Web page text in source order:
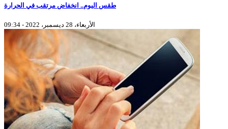
طقس اليوم.. انخفاض مرتقب في الحرارة
الأربعاء، 28 ديسمبر، 2022 - 09:34